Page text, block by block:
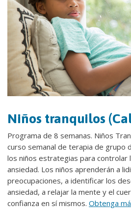
Niños tranquilos
Programa de 8 semanas. Niños
curso semanal de terapia de grupo
los niños estrategias para controlar
ansiedad. Los niños aprenderán a
preocupaciones, a identificar los
ansiedad, a relajar la mente y el
confianza en sí mismos. Obtenga